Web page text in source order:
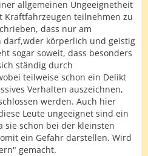
allgemeinen Ungeeignetheit
Kraftfahrzeugen teilnehmen zu
dass nur am
körperlich und geistig
sogar soweit, dass besonders
ständig durch
teilweise schon ein Delikt
Verhalten auszeichnen,
werden. Auch hier
Leute ungeeignet sind ein
sie schon bei der kleinsten
ein Gefahr darstellen. Wird
gemacht.